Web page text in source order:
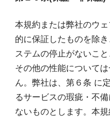
本規約または弊社のウ
的に保証したものを除
ステムの停止がないこ
その他の性能について
ん。弊社は、第６条 に
るサービスの瑕疵・不
ないものとします。本